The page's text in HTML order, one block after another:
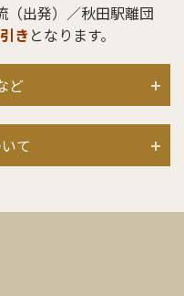
出発）／秋田駅離団
引き となります。
ど
いて